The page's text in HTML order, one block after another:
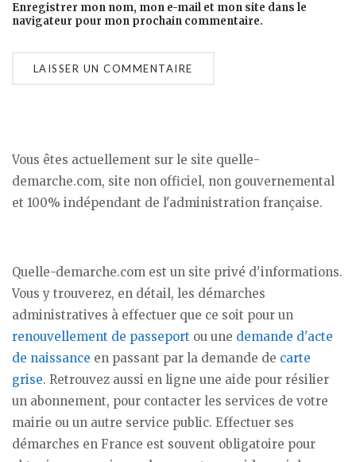
Enregistrer mon nom, mon e-mail et mon site dans le
navigateur pour mon prochain commentaire.
Vous êtes actuellement sur le site quelle-
demarche.com, site non officiel, non gouvernemental
et 100% indépendant de l'administration française.
Quelle-demarche.com est un site privé d'informations.
Vous y trouverez, en détail, les démarches
administratives à effectuer que ce soit pour un
renouvellement de passeport ou une demande d'acte
de naissance en passant par la demande de carte
grise. Retrouvez aussi en ligne une aide pour résilier
un abonnement, pour contacter les services de votre
mairie ou un autre service public. Effectuer ses
démarches en France est souvent obligatoire pour